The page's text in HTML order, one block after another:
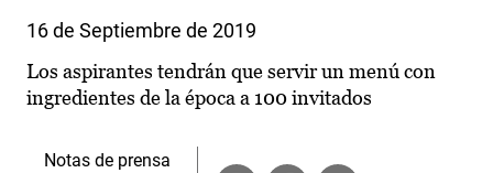
16 de Septiembre de 2019
Los aspirantes tendrán que servir un menú con
ingredientes de la época a 100 invitados
Notas de prensa